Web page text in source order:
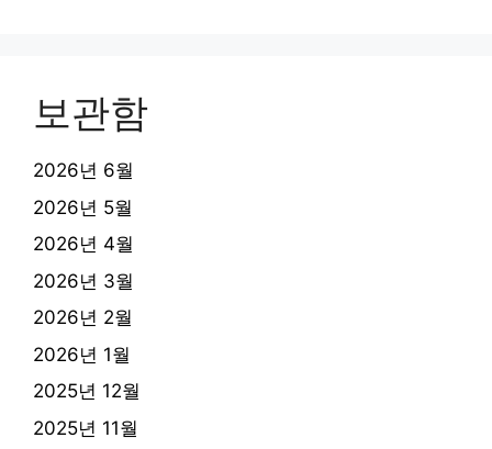
보관함
2026년 6월
2026년 5월
2026년 4월
2026년 3월
2026년 2월
2026년 1월
2025년 12월
2025년 11월